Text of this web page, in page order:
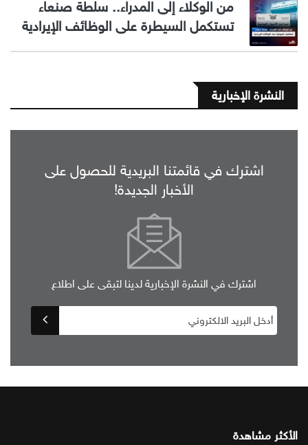
من الوكلاء إلى المدراء.. سلطة صنعاء
تستكمل السيطرة على الوظائف الإيرادية
النشرة الإخبارية
اشترك في قائمتنا البريدية للحصول على
الأخبار الجديدة!
اشترك في النشرة الإخبارية لدينا لتبقى على اطلاع
الأكثر مشاهدة